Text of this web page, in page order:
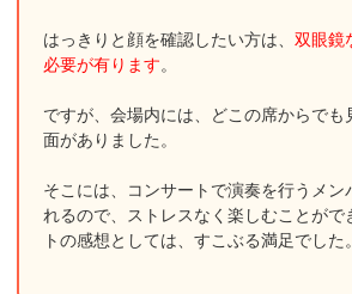
はっきりと顔を確認したい方は、双眼鏡
必要が有ります。
ですが、会場内には、どこの席からでも
面がありました。
そこには、コンサートで演奏を行うメン
れるので、ストレスなく楽しむことがで
トの感想としては、すこぶる満足でした。